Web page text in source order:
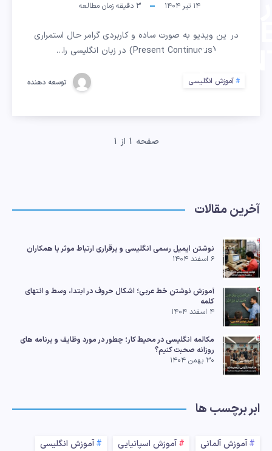
۱۴ تیر ۱۴۰۴ 3 دقیقه زمان مطالعه
در این ویدیو به صورت ساده و کاربردی گرامر حال استمراری
(Present Continuous) در زبان انگلیسی را…
آموزش انگلیسی توسعه دهنده
صفحه 1 از 1
آخرین مقالات
نوشتن ایمیل رسمی انگلیسی و برقراری ارتباط موثر با همکاران
۶ اسفند ۱۴۰۴
آموزش نوشتن خط عربی؛ اشکال حروف در ابتدا، وسط و انتهای
کلمه
۴ اسفند ۱۴۰۴
مکالمه انگلیسی در محیط کار؛ چطور در مورد وظایف و برنامه های
روزانه صحبت کنیم؟
۳۰ بهمن ۱۴۰۴
ابر برچسب ها
آموزش آلمانی آموزش اسپانیایی
آموزش انگلیسی